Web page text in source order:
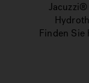
Finden Sie